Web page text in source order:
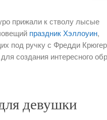
прижали к стволу лысые
праздник Хэллоуин,
под ручку с Фредди
создания интересного
девушки